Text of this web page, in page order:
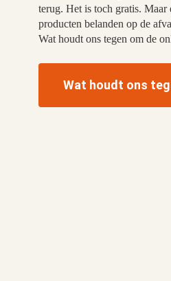
terug. Het is toch gratis. Maar
producten belanden op de
Wat houdt ons tegen om de
Wat houdt ons